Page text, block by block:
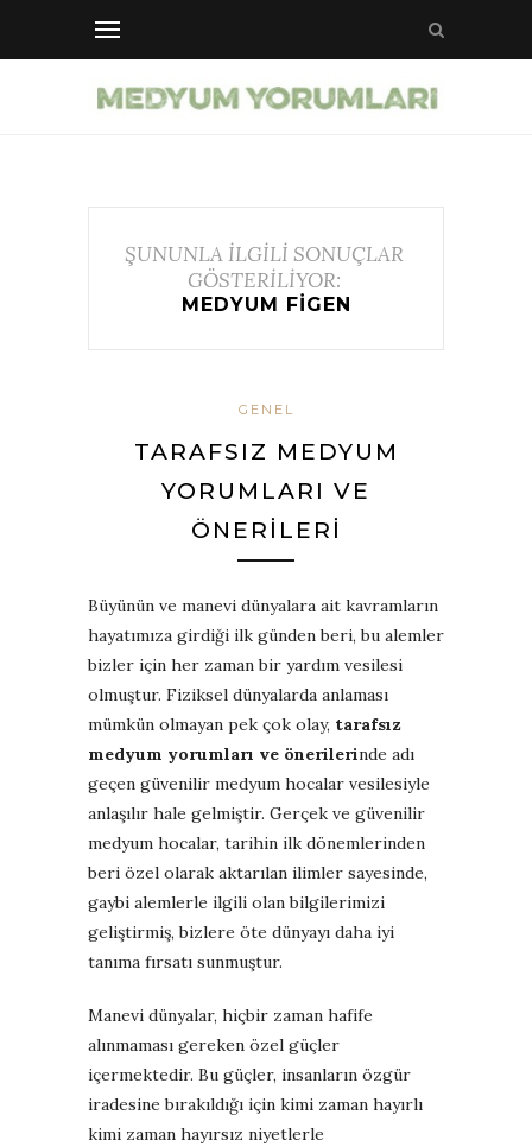
ŞUNUNLA İLGİLİ SONUÇLAR
GÖSTERİLİYOR:
MEDYUM FIGEN
GENEL
TARAFSIZ MEDYUM
YORUMLARI VE
ÖNERILERI
Büyünün ve manevi dünyalara ait kavramların
hayatımıza girdiği ilk günden beri, bu alemler
bizler için her zaman bir yardım vesilesi
olmuştur. Fiziksel dünyalarda anlaması
mümkün olmayan pek çok olay, tarafsız
medyum yorumları ve önerilerinde adı
geçen güvenilir medyum hocalar vesilesiyle
anlaşılır hale gelmiştir. Gerçek ve güvenilir
medyum hocalar, tarihin ilk dönemlerinden
beri özel olarak aktarılan ilimler sayesinde,
gaybi alemlerle ilgili olan bilgilerimizi
geliştirmiş, bizlere öte dünyayı daha iyi
tanıma fırsatı sunmuştur.
Manevi dünyalar, hiçbir zaman hafife
alınmaması gereken özel güçler
içermektedir. Bu güçler, insanların özgür
iradesine bırakıldığı için kimi zaman hayırlı
kimi zaman hayırsız niyetlerle